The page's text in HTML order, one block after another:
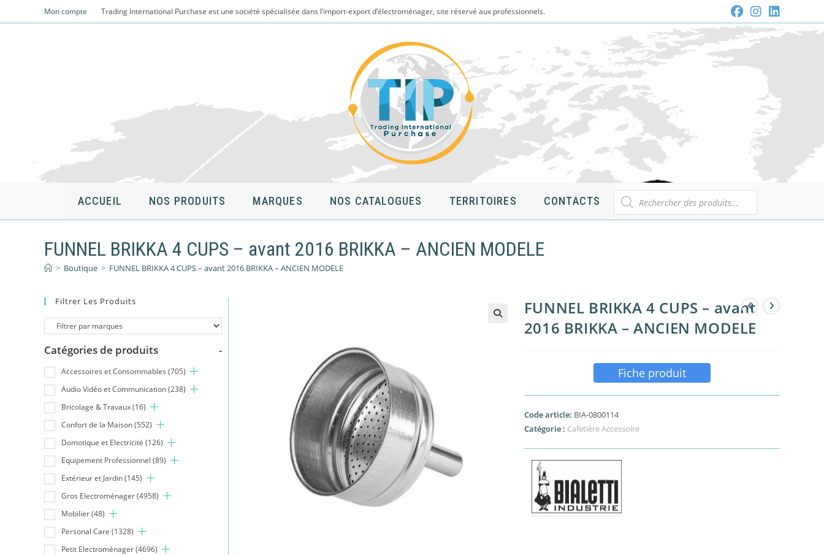
to
Mon compte Trading International Purchase est une société spécialisée dans l’import-export d’électroménager, site réservé aux professionnels.
ACCUEIL NOS PRODUITS MARQUES NOS CATALOGUES TERRITOIRES CONTACTS
Recherche
de
produits
FUNNEL BRIKKA 4 CUPS – avant 2016 BRIKKA – ANCIEN MODELE
> Boutique > FUNNEL BRIKKA 4 CUPS – avant 2016 BRIKKA – ANCIEN MODELE
FUNNEL BRIKKA 4 CUPS – avant
2016 BRIKKA – ANCIEN MODELE
Fiche produit
Code article: BIA-0800114
Catégorie : Cafetière Accessoire
Filtrer Les Produits
Catégories de produits -
Accessoires et Consommables (705)
Audio Vidéo et Communication(238)
Bricolage & Travaux(16)
Confort de la Maison(552)
Domotique et Electricité (126)
Equipement Professionnel (89)
Extérieur et Jardin(145)
Gros Electroménager(4958)
Mobilier(48)
Personal Care (1328)
Petit Electroménager(4696)